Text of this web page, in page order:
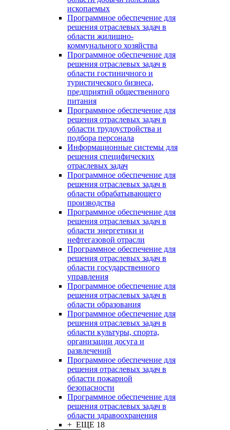
ископаемых
Программное обеспечение для
решения отраслевых задач в
области жилищно-
коммунального хозяйства
Программное обеспечение для
решения отраслевых задач в
области гостиничного и
туристического бизнеса,
предприятий общественного
питания
Программное обеспечение для
решения отраслевых задач в
области трудоустройства и
подбора персонала
Информационные системы для
решения специфических
отраслевых задач
Программное обеспечение для
решения отраслевых задач в
области обрабатывающего
производства
Программное обеспечение для
решения отраслевых задач в
области энергетики и
нефтегазовой отрасли
Программное обеспечение для
решения отраслевых задач в
области государственного
управления
Программное обеспечение для
решения отраслевых задач в
области образования
Программное обеспечение для
решения отраслевых задач в
области культуры, спорта,
организации досуга и
развлечений
Программное обеспечение для
решения отраслевых задач в
области пожарной
безопасности
Программное обеспечение для
решения отраслевых задач в
области здравоохранения
+ ЕЩЕ 18